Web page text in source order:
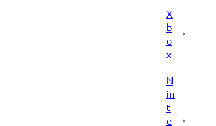
X
b
o
x
N
in
t
e